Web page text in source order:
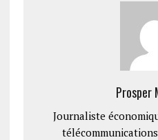
Prosper
Journaliste